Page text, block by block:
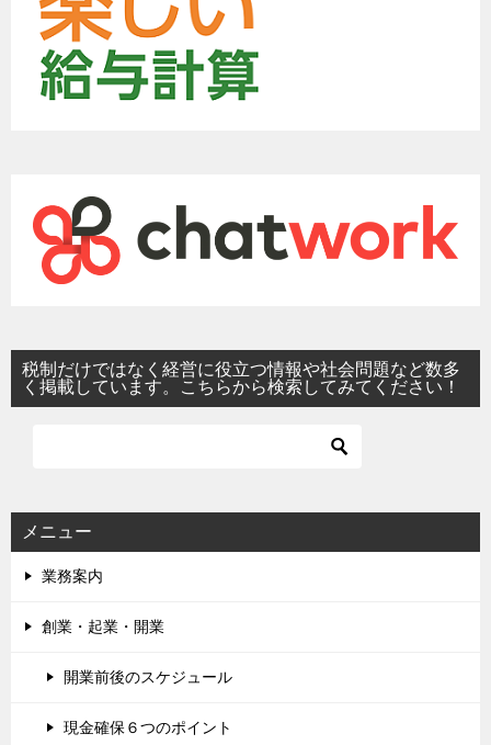
税制だけではなく経営に役立つ情報や社会問題など数多
く掲載しています。こちらから検索してみてください！
メニュー
業務案内
創業・起業・開業
開業前後のスケジュール
現金確保６つのポイント